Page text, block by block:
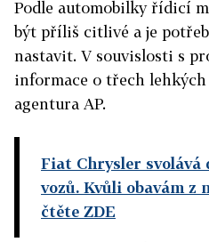
Podle automobilky řídicí
být příliš citlivé a je
nastavit. V souvislosti s
informace o třech lehkých
agentura AP.
Fiat Chrysler svolává
vozů. Kvůli obavám z
čtěte ZDE